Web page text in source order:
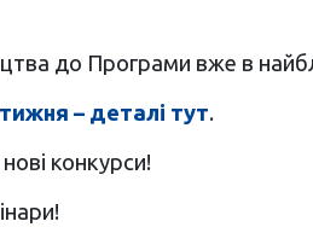
до Програми вже в
– деталі тут.
конкурси!